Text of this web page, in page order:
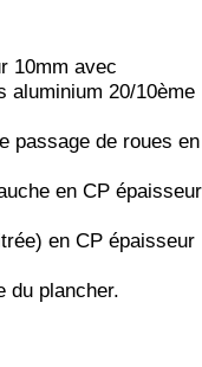
10mm avec
aluminium 20/10ème
passage de roues en
en CP épaisseur
en CP épaisseur
du plancher.